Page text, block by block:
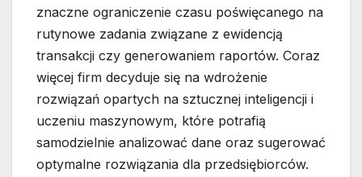
znaczne ograniczenie czasu poświęcanego na
rutynowe zadania związane z ewidencją
transakcji czy generowaniem raportów. Coraz
więcej firm decyduje się na wdrożenie
rozwiązań opartych na sztucznej inteligencji i
uczeniu maszynowym, które potrafią
samodzielnie analizować dane oraz sugerować
optymalne rozwiązania dla przedsiębiorców.